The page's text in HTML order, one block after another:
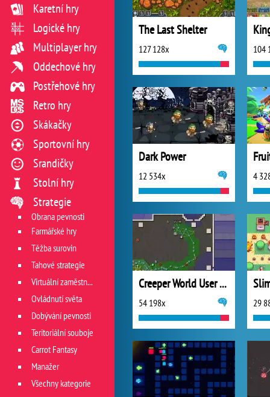
The Last Shelter
127 128x 104
Dark Power
12 534x 4
Creeper World User Space
54 198x 29
Karetní hry
Logické hry
Multiplayer hry
Oddechové hry
Postřehové hry
Retro hry
Skákačky
Sportovní hry
Srandičky
Stolní hry
Strategie
Obrana pevnosti
Farmářské hry
Těžba surovin
Tahové strategie
Virtuální zaměstnání
Ovládnutí světa
Dobývání pevnosti
Teritoriální souboje
Carrot Fantasy
Manažer
Všechny kategorie